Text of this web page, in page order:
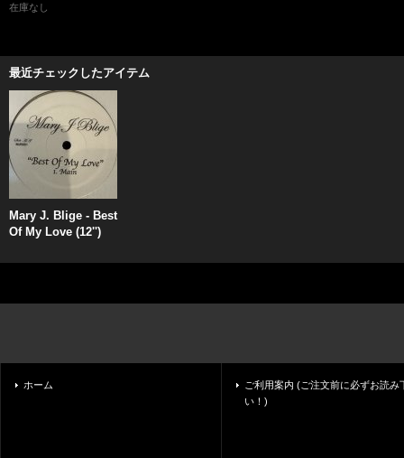
在庫なし
最近チェックしたアイテム
Mary J. Blige - Best
Of My Love (12'')
ホーム
ご利用案内 (ご注文前に必ずお読み
い！)